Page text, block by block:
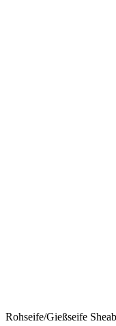
Rohseife/Gießseife